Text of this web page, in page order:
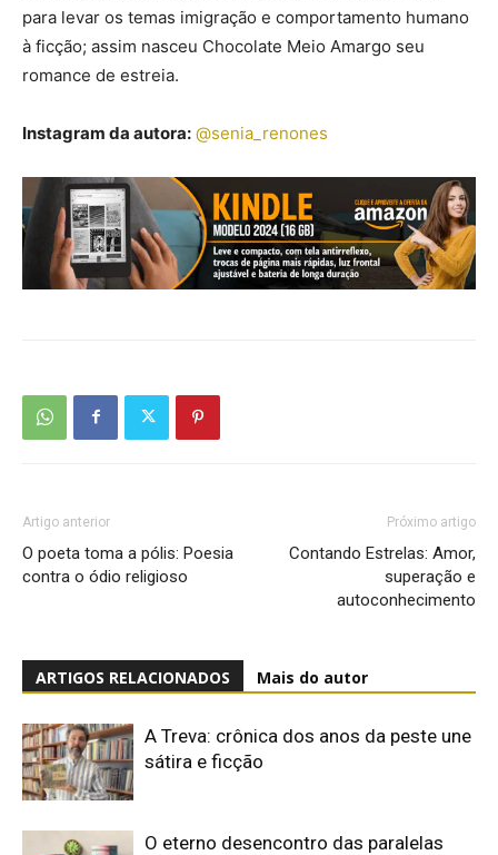
para levar os temas imigração e comportamento humano
à ficção; assim nasceu Chocolate Meio Amargo seu
romance de estreia.
Instagram da autora: @senia_renones
Artigo anterior
O poeta toma a pólis: Poesia
contra o ódio religioso
Próximo artigo
Contando Estrelas: Amor,
superação e
autoconhecimento
ARTIGOS RELACIONADOS Mais do autor
A Treva: crônica dos anos da peste une
sátira e ficção
O eterno desencontro das paralelas